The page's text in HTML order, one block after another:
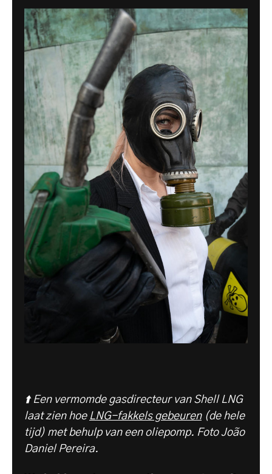
⬆️ Een vermomde gasdirecteur van Shell LNG
laat zien hoe LNG-fakkels gebeuren(de hele
tijd) met behulp van een oliepomp. Foto João
Daniel Pereira.